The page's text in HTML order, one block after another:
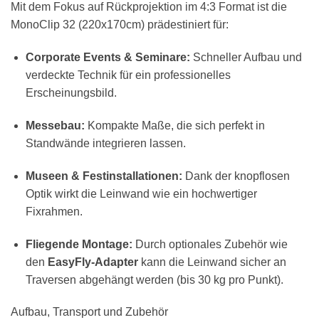
Mit dem Fokus auf Rückprojektion im 4:3 Format ist die
MonoClip 32 (220x170cm) prädestiniert für:
Corporate Events & Seminare: Schneller Aufbau und
verdeckte Technik für ein professionelles
Erscheinungsbild.
Messebau: Kompakte Maße, die sich perfekt in
Standwände integrieren lassen.
Museen & Festinstallationen: Dank der knopflosen
Optik wirkt die Leinwand wie ein hochwertiger
Fixrahmen.
Fliegende Montage: Durch optionales Zubehör wie
den EasyFly-Adapterkann die Leinwand sicher an
Traversen abgehängt werden (bis 30 kg pro Punkt).
Aufbau, Transport und Zubehör